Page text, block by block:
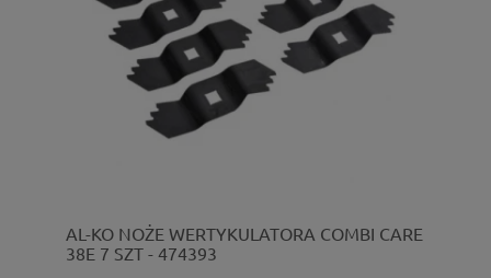
AL-KO NOŻE WERTYKULATORA COMBI CARE
38E 7 SZT - 474393